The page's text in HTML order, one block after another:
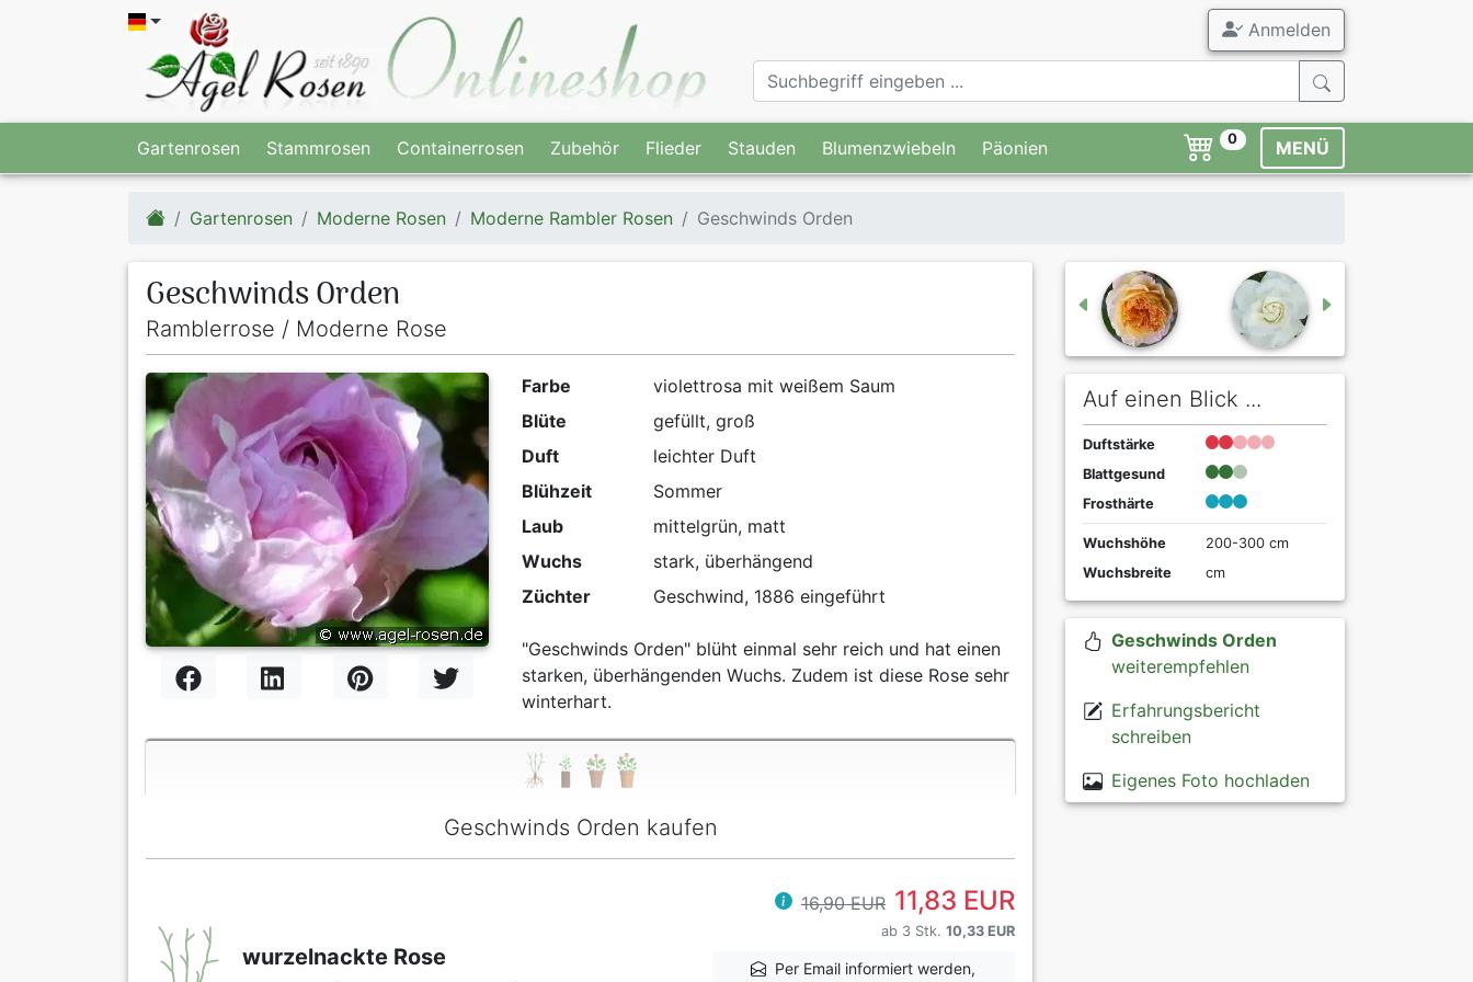
Anmelden
Gartenrosen Stammrosen Containerrosen Zubehör Flieder Stauden Blumenzwiebeln Päonien 0 MENÜ
Gartenrosen Moderne Rosen Moderne Rambler Rosen Geschwinds Orden
Geschwinds Orden
Ramblerrose / Moderne Rose
Farbe
violettrosa mit weißem Saum
Blüte
gefüllt, groß
Duft
leichter Duft
Blühzeit
Sommer
Laub
mittelgrün, matt
Wuchs
stark, überhängend
Züchter
Geschwind, 1886 eingeführt
"Geschwinds Orden" blüht einmal sehr reich und hat einen
starken, überhängenden Wuchs. Zudem ist diese Rose sehr
winterhart.
Geschwinds Orden kaufen
wurzelnackte Rose
16,90 EUR 11,83 EUR
ab 3 Stk. 10,33 EUR
Per Email informiert werden,
Auf einen Blick ...
Duftstärke
Blattgesund
Frosthärte
Wuchshöhe
200-300 cm
Wuchsbreite
cm
Geschwinds Orden
weiterempfehlen
Erfahrungsbericht
schreiben
Eigenes Foto hochladen